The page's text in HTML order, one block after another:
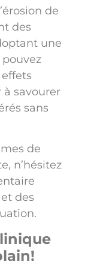
de
des
une
savourer
sans
de
n’hésitez
des